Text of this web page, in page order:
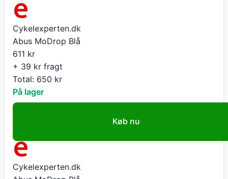
Cykelexperten.dk
Abus MoDrop Blå
611 kr
+ 39 kr fragt
Total: 650 kr
På lager
Køb nu
Cykelexperten.dk